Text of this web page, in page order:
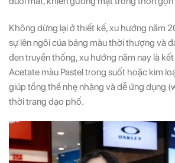
Không dừng lại ở thiết kế, xu hướng năm
sự lên ngôi của bảng màu thời thượng và
đen truyền thống, xu hướng năm nay là
Acetate màu Pastel trong suốt hoặc kim
giúp tổng thể nhẹ nhàng và dễ ứng dụng
thời trang dạo phố.